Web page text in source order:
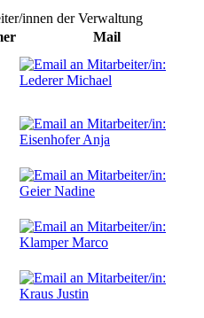
innen der Verwaltung
Mail